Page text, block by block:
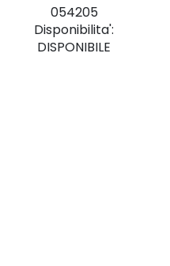
054205
Disponibilita':
DISPONIBILE